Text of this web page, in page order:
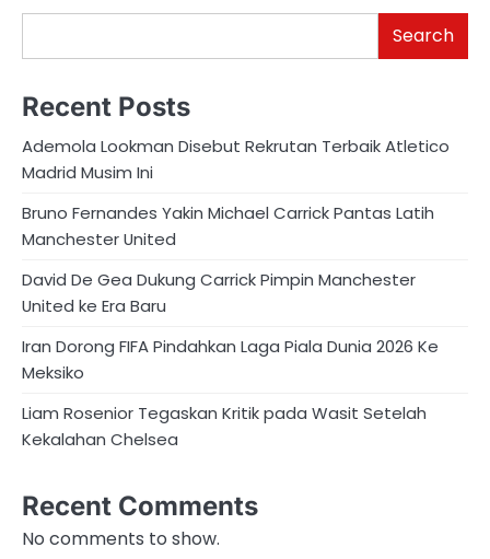
Search
Recent Posts
Ademola Lookman Disebut Rekrutan Terbaik Atletico
Madrid Musim Ini
Bruno Fernandes Yakin Michael Carrick Pantas Latih
Manchester United
David De Gea Dukung Carrick Pimpin Manchester
United ke Era Baru
Iran Dorong FIFA Pindahkan Laga Piala Dunia 2026 Ke
Meksiko
Liam Rosenior Tegaskan Kritik pada Wasit Setelah
Kekalahan Chelsea
Recent Comments
No comments to show.